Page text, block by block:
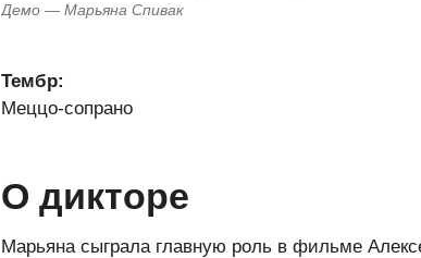
Демо — Марьяна Спивак
Тембр:
Меццо-сопрано
О дикторе
Марьяна сыграла главную роль в фильме